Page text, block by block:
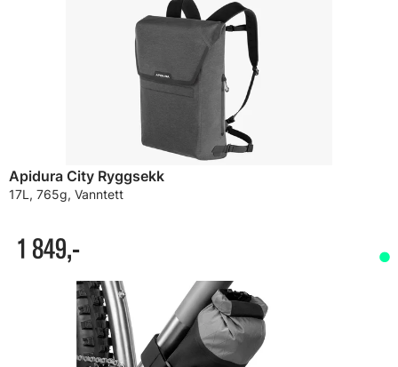
Apidura City Ryggsekk
17L, 765g, Vanntett
1 849,-